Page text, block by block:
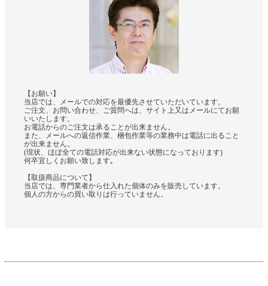
【お願い】
当店では、メールでの対応を最優先させていただいています。
ご注文、お問い合わせ、ご質問へは、サイト上又はメールにてお願
いいたします。
お電話からのご注文は承ることが出来ません。
また、メールへの返信作業、梱包作業等の業務中は電話に出ること
が出来ません。
(現状、ほぼ全ての電話対応が出来ない状態になっております)
何卒宜しくお願い致します｡
【取扱商品について】
当店では、専門業者から仕入れた個体のみを販売しています。
個人の方からの買い取りは行っていません。